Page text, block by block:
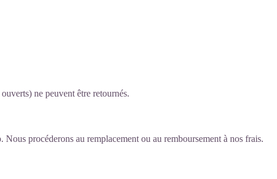
ne peuvent être retournés.
Nous procéderons au remplacement ou au remboursement à nos frais.